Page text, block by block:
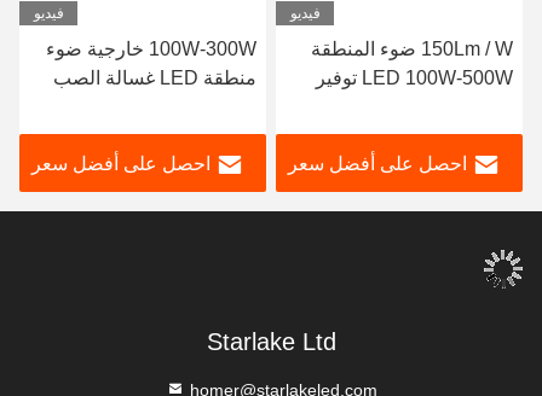
فيديو
150Lm / W ضوء المنطقة
LED 100W-500W توفير
الحركة
احصل على أفضل سعر
فيديو
100W-300W خارجية ضوء
منطقة LED غسالة الصب
السريع
احصل على أفضل سعر
Starlake Ltd
homer@starlakeled.com